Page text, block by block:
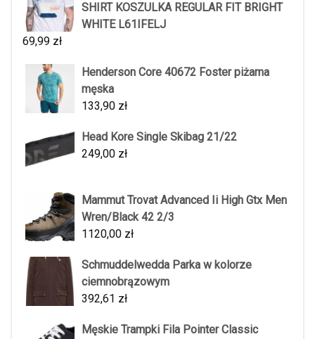
SHIRT KOSZULKA REGULAR FIT BRIGHT
WHITE L61IFELJ
69,99 zł
Henderson Core 40672 Foster piżama
męska
133,90 zł
Head Kore Single Skibag 21/22
249,00 zł
Mammut Trovat Advanced Ii High Gtx Men
Wren/Black 42 2/3
1120,00 zł
Schmuddelwedda Parka w kolorze
ciemnobrązowym
392,61 zł
Męskie Trampki Fila Pointer Classic